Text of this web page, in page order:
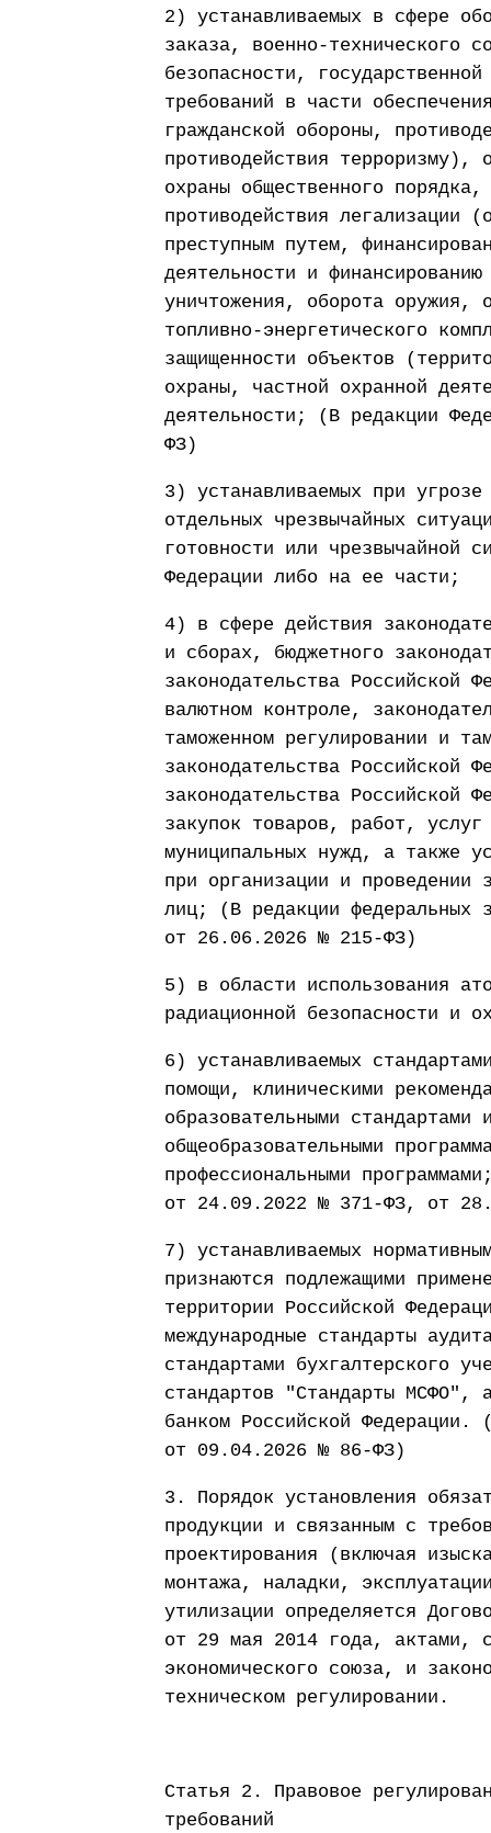
2) устанавливаемых в сфере
заказа, военно-технического
безопасности,
требований в части
гражданской обороны,
противодействия терроризму),
охраны общественного
противодействия легализации
преступным путем,
деятельности и
уничтожения, оборота оружия,
топливно-энергетического
защищенности объектов
охраны, частной охранной
деятельности; (В редакции
ФЗ)
3) устанавливаемых при
отдельных чрезвычайных
готовности или чрезвычайной
Федерации либо на ее части;
4) в сфере действия
и сборах, бюджетного
законодательства Российской
валютном контроле,
таможенном регулировании и
законодательства Российской
законодательства Российской
закупок товаров, работ, услуг
муниципальных нужд, а также
при организации и проведении
лиц; (В редакции
от 26.06.2026 № 215-ФЗ)
5) в области использования
радиационной безопасности и
6) устанавливаемых
помощи, клиническими
образовательными стандартами
общеобразовательными
профессиональными
от 24.09.2022 № 371-ФЗ, от
7) устанавливаемых
признаются подлежащими
территории Российской
международные стандарты
стандартами бухгалтерского
стандартов "Стандарты МСФО",
банком Российской Федерации.
от 09.04.2026 № 86-ФЗ)
3. Порядок установления
продукции и связанным с
проектирования (включая
монтажа, наладки,
утилизации определяется
от 29 мая 2014 года, актами,
экономического союза, и
техническом регулировании.
Статья 2. Правовое
требований